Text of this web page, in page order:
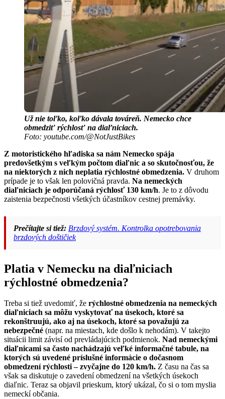
Už nie toľko, koľko dávala továreň. Nemecko chce
obmedziť rýchlosť na diaľniciach.
Foto: youtube.com/@NotJustBikes
Z motoristického hľadiska sa nám Nemecko spája
predovšetkým s veľkým počtom diaľnic a so skutočnosťou, že
na niektorých z nich neplatia rýchlostné obmedzenia. V druhom
prípade je to však len polovičná pravda. Na nemeckých
diaľniciach je odporúčaná rýchlosť 130 km/h. Je to z dôvodu
zaistenia bezpečnosti všetkých účastníkov cestnej premávky.
Prečítajte si tiež: Brzdový systém. Kontrolka opotrebovania
brzdových doštičiek
Platia v Nemecku na diaľniciach
rýchlostné obmedzenia?
Treba si tiež uvedomiť, že rýchlostné obmedzenia na nemeckých
diaľniciach sa môžu vyskytovať na úsekoch, ktoré sa
rekonštruujú, ako aj na úsekoch, ktoré sa považujú za
nebezpečné (napr. na miestach, kde došlo k nehodám). V takejto
situácii limit závisí od prevládajúcich podmienok. Nad nemeckými
diaľnicami sa často nachádzajú veľké informačné tabule, na
ktorých sú uvedené príslušné informácie o dočasnom
obmedzení rýchlosti – zvyčajne do 120 km/h. Z času na čas sa
však sa diskutuje o zavedení obmedzení na všetkých úsekoch
diaľnic. Teraz sa objavil prieskum, ktorý ukázal, čo si o tom myslia
nemeckí občania.